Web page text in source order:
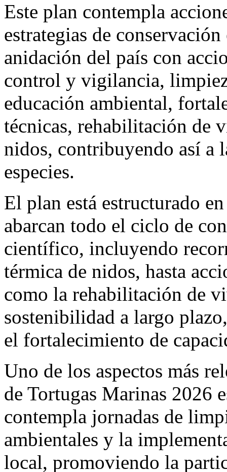
Este plan contempla
estrategias de
anidación del país con
control y vigilancia,
educación ambiental,
técnicas, rehabilitación de
nidos, contribuyendo así a
especies.
El plan está estructurado
abarcan todo el ciclo de
científico, incluyendo
térmica de nidos, hasta
como la rehabilitación de
sostenibilidad a largo
el fortalecimiento de
Uno de los aspectos más
de Tortugas Marinas 2026
contempla jornadas de
ambientales y la
local, promoviendo la